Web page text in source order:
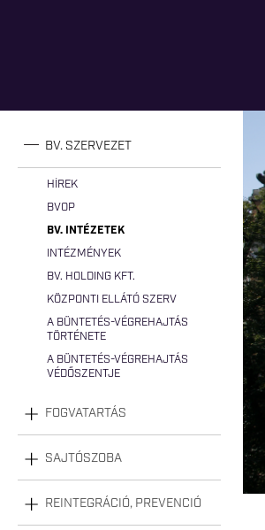
BV. SZERVEZET
HÍREK
BVOP
BV. INTÉZETEK
INTÉZMÉNYEK
BV. HOLDING KFT.
KÖZPONTI ELLÁTÓ SZERV
A BÜNTETÉS-VÉGREHAJTÁS
TÖRTÉNETE
A BÜNTETÉS-VÉGREHAJTÁS
VÉDŐSZENTJE
FOGVATARTÁS
SAJTÓSZOBA
REINTEGRÁCIÓ, PREVENCIÓ